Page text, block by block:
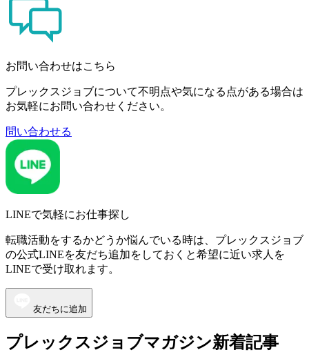
お問い合わせはこちら
プレックスジョブについて不明点や気になる点がある場合は
お気軽にお問い合わせください。
問い合わせる
LINEで気軽にお仕事探し
転職活動をするかどうか悩んでいる時は、プレックスジョブ
の公式LINEを友だち追加をしておくと希望に近い求人を
LINEで受け取れます。
友だちに追加
プレックスジョブマガジン新着記事